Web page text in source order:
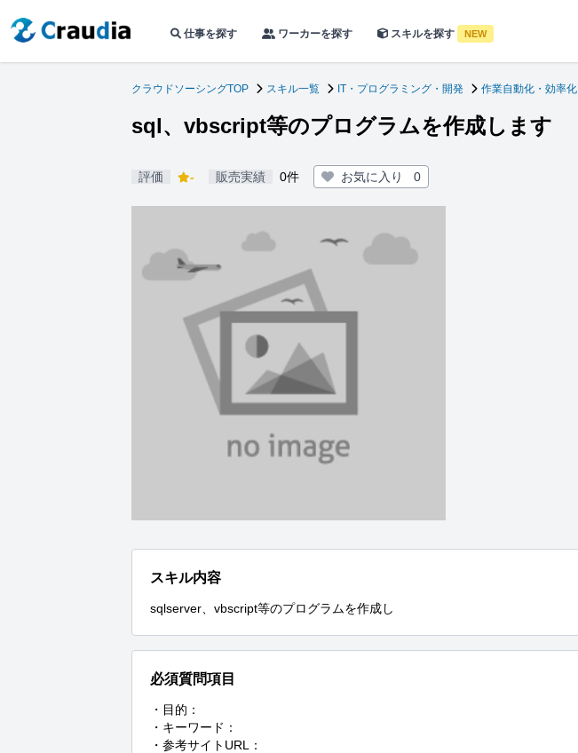
仕事を探す ワーカーを探す スキルを探す NEW
クラウドソーシングTOP スキル一覧 IT・プログラミング・開発 作業自動化・効率化
sql、vbscript等のプログラムを作成します
評価 - 販売実績 0件 お気に入り 0
スキル内容
sqlserver、vbscript等のプログラムを作成し
必須質問項目
・目的：
・キーワード：
・参考サイトURL：